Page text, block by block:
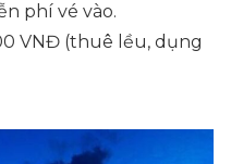
phí vé vào.
VNĐ (thuê lều, dụng